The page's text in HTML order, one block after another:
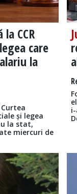
la CCR
care
la
și legea
la stat,
miercuri de